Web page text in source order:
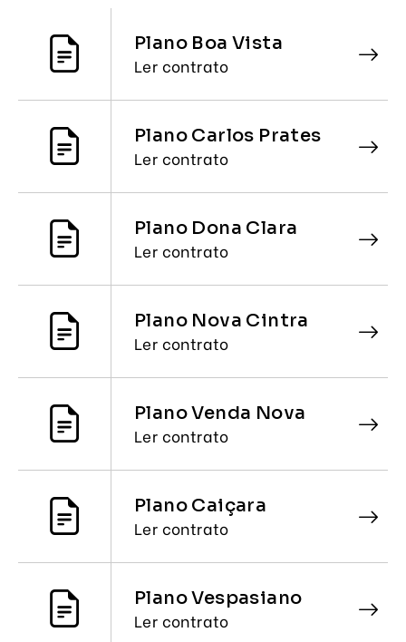
Plano Boa Vista
Ler contrato
Plano Carlos Prates
Ler contrato
Plano Dona Clara
Ler contrato
Plano Nova Cintra
Ler contrato
Plano Venda Nova
Ler contrato
Plano Caiçara
Ler contrato
Plano Vespasiano
Ler contrato